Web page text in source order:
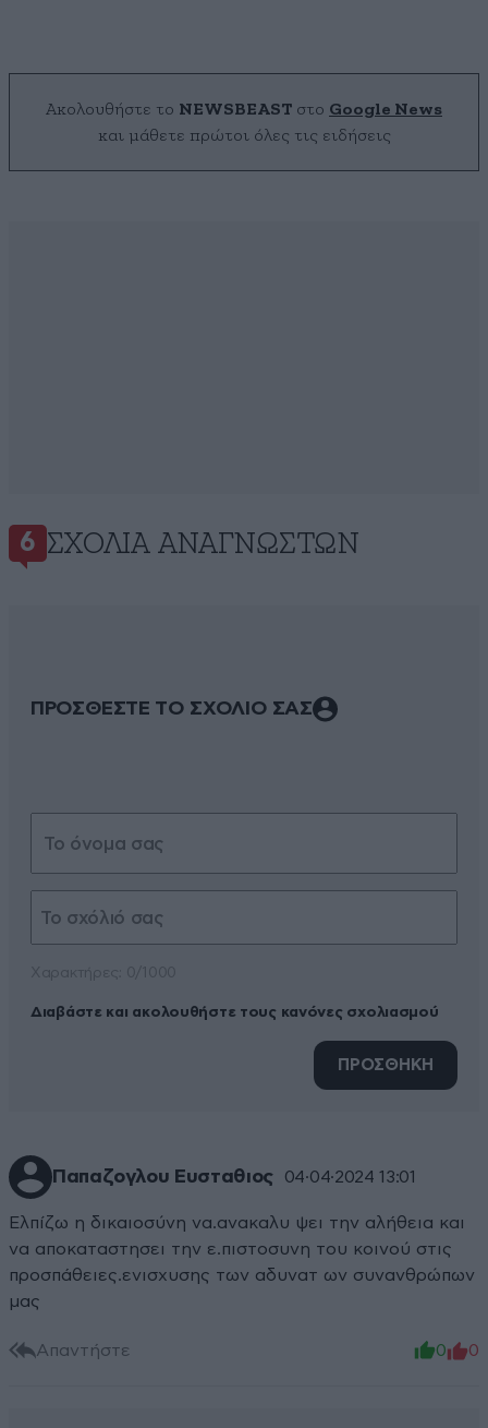
Ακολουθήστε το NEWSBEAST στο Google News
και μάθετε πρώτοι όλες τις ειδήσεις
6 ΣΧΌΛΙΑ ΑΝΑΓΝΩΣΤΏΝ
ΠΡΟΣΘΕΣΤΕ ΤΟ ΣΧΟΛΙΟ ΣΑΣ
Διαβάστε και ακολουθήστε τους κανόνες σχολιασμού
ΠΡΟΣΘΗΚΗ
Παπαζογλου Ευσταθιος 04·04·2024 13:01
Ελπίζω η δικαιοσύνη να.ανακαλυ ψει την αλήθεια και
να αποκαταστησει την ε.πιστοσυνη του κοινού στις
προσπάθειες.ενισχυσης των αδυνατ ων συνανθρώπων
μας
Απαντήστε 0 0